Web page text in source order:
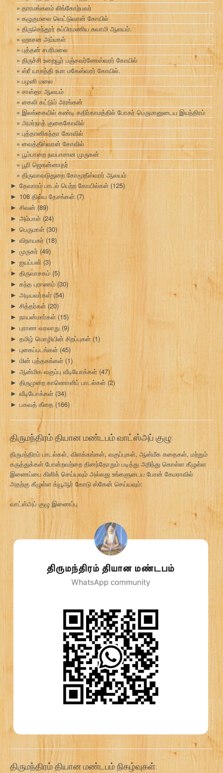
தாரமங்கலம் லிங்கோற்பவர்
கழுகுமலை வெட்டுவான் கோயில்
திருசெந்தூர் சுப்பிரமணிய சுவாமி ஆலயம்.
ஹாசன அம்மாள்
புத்தன் சபரிமலை
திருச்சி உறையூர் பஞ்சவர்ணேஸ்வரர் கோயில்
ஸ்ரீ யாகந்தி உமா மகேஸ்வரர் கோயில்.
பழனி மலை
சாஸ்தா ஆலயம்
கைலி கட்டும் அரங்கன்
இலங்கையில் கண்டி கதிர்காமத்தில் போகர் பெருமானுடைய இயந்திரம்
அமர்நாத் குகைகோவில்
புத்தானிகந்தா கோவில்
வைத்தீஸ்வரன் கோவில்
பூம்பாறை நவபாசான முருகன்
பூரி ஜெகன்னாதர்
திருவாவடுதுறை கோமூதீஸ்வரர் ஆலயம்
► தேவாரம் பாடல் பெற்ற கோயில்கள் (125)
► 108 திவ்ய தேசங்கள் (7)
► சிவன் (89)
► அம்பாள் (24)
► பெருமாள் (30)
► விநாயகர் (18)
► முருகர் (49)
► ஐயப்பன் (3)
► திருவாசகம் (5)
► கந்த புராணம் (30)
► அடியவர்கள்(54)
► சித்தர்கள் (20)
► நாயன்மார்கள் (15)
► புராண வரலாறு (9)
► தமிழ் மொழியின் சிறப்புகள் (1)
► புகைப்படங்கள் (45)
► மின் புத்தகங்கள் (1)
► ஆன்மிக வகுப்பு வீடியோக்கள் (47)
► திருமுறை காணொளிப் பாடல்கள் (2)
► வீடியோக்கள் (34)
► பகவத் கீதை (166)
திருமந்திரம் தியான மண்டபம் வாட்ஸ்அப் குழு:
திருமந்திரம் பாடல்கள், விளக்கங்கள், வகுப்புகள், ஆன்மீக கதைகள், மற்றும்
கருத்துக்கள் போன்றவற்றை தினந்தோறும் படித்து அறிந்து கொள்ள கீழுள்ள
இணைப்பை கிளிக் செய்யவும் அல்லது உங்களுடைய போன் கேமராவில்
அதற்கு கீழுள்ள க்யூஆர் கோடு ஸ்கேன் செய்யவும்:
வாட்ஸ்அப் குழு இணைப்பு
திருமந்திரம் தியான மண்டபம் நிகழ்வுகள்: